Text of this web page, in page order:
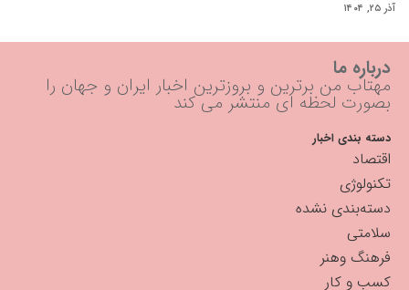
آذر ۲۵, ۱۴۰۴
درباره ما
مهتاب من برترین و بروزترین اخبار ایران و جهان را
بصورت لحظه ای منتشر می کند
دسته بندی اخبار
اقتصاد
تکنولوژی
دسته‌بندی نشده
سلامتی
فرهنگ وهنر
کسب و کار